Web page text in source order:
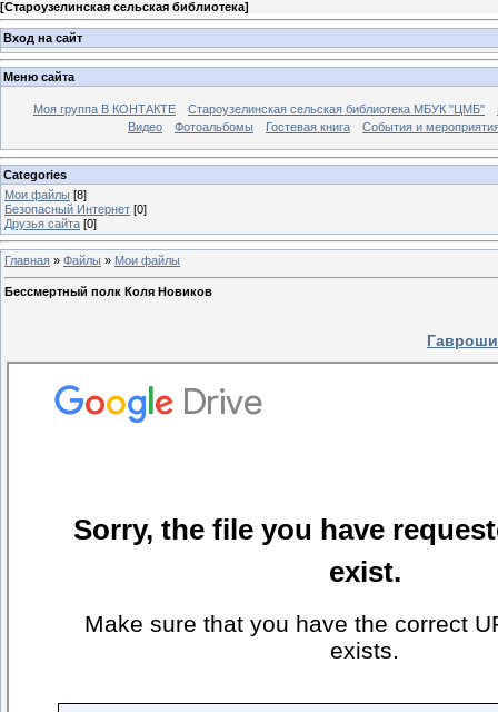
[Староузелинская сельская библиотека]
Вход на сайт
Меню сайта
Моя группа В КОНТАКТЕ Староузелинская сельская библиотека МБУК "ЦМБ"
Видео
Фотоальбомы Гостевая книга События и
Categories
Мои файлы [8]
Безопасный Интернет [0]
Друзья сайта [0]
Главная » Файлы » Мои файлы
Бессмертный полк Коля Новиков
Гавроши